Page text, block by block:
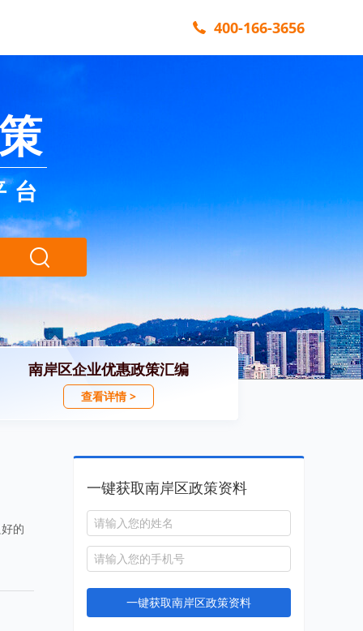
400-166-3656
台
南岸区企业优惠政策汇编
查看详情 >
的
一键获取南岸区政策资料
一键获取南岸区政策资料